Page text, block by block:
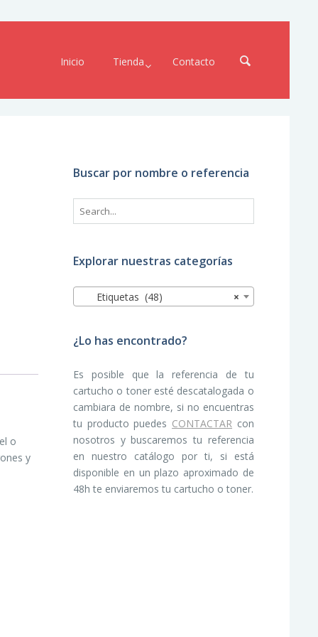
Inicio Tienda Contacto
o
y
Buscar por nombre o referencia
Explorar nuestras categorías
×
Etiquetas (48)
¿Lo has encontrado?
Es posible que la referencia de tu
cartucho o toner esté descatalogada o
cambiara de nombre, si no encuentras
tu producto puedes CONTACTAR con
nosotros y buscaremos tu referencia
en nuestro catálogo por ti, si está
disponible en un plazo aproximado de
48h te enviaremos tu cartucho o toner.